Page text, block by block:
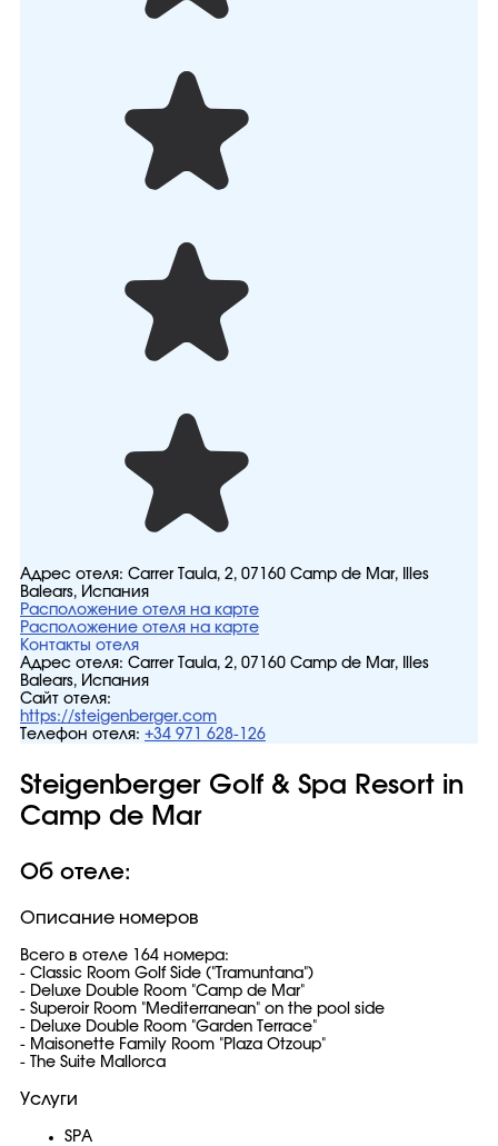
Адрес отеля: Carrer Taula, 2, 07160 Camp de Mar, Illes
Balears, Испания
Расположение отеля на карте
Расположение отеля на карте
Контакты отеля
Адрес отеля: Carrer Taula, 2, 07160 Camp de Mar, Illes
Balears, Испания
Сайт отеля:
https://steigenberger.com
Телефон отеля: +34 971 628-126
Steigenberger Golf & Spa Resort in
Camp de Mar
Об отеле:
Описание номеров
Всего в отеле 164 номера:
- Classic Room Golf Side ("Tramuntana")
- Deluxe Double Room "Camp de Mar"
- Superoir Room "Mediterranean" on the pool side
- Deluxe Double Room "Garden Terrace"
- Maisonette Family Room "Plaza Otzoup"
- The Suite Mallorca
Услуги
SPA